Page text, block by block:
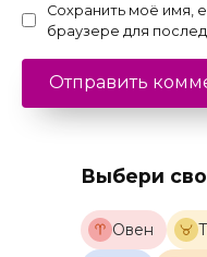
Сохранить моё имя,
браузере для
Выбери
Овен